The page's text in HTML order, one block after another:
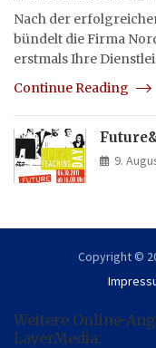
Nach der
bündelt die Firma
erstmals Ihre
Continue Reading
9.
Copyright ©
Weitere Online-
LayerMedia: